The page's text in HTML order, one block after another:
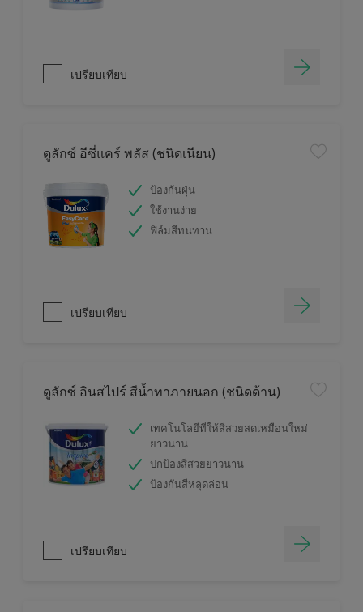
เปรียบเทียบ
ดูลักซ์ อีซี่แคร์ พลัส (ชนิดเนียน)
ป้องกันฝุ่น
ใช้งานง่าย
ฟิล์มสีทนทาน
เปรียบเทียบ
ดูลักซ์ อินสไปร์ สีน้ำทาภายนอก (ชนิดด้าน)
เทคโนโลยีที่ให้สีสวยสดเหมือนใหม่
ยาวนาน
ปกป้องสีสวยยาวนาน
ป้องกันสีหลุดล่อน
เปรียบเทียบ